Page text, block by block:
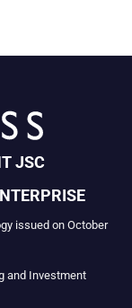
JSC
issued on October
and Investment